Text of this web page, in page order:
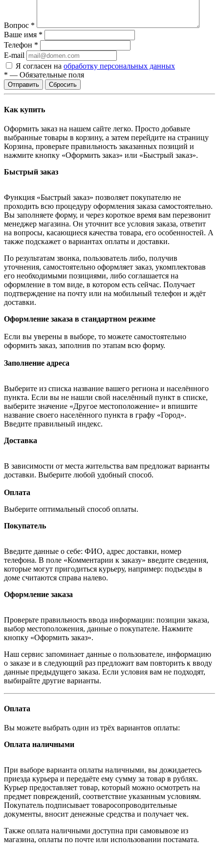
Вопрос *
Ваше имя *
Телефон *
E-mail
Я согласен на обработку персональных данных
* — Обязательные поля
Сбросить
Как купить
Оформить заказ на нашем сайте легко. Просто добавьте
выбранные товары в корзину, а затем перейдите на страницу
Корзина, проверьте правильность заказанных позиций и
нажмите кнопку «Оформить заказ» или «Быстрый заказ».
Быстрый заказ
Функция «Быстрый заказ» позволяет покупателю не
проходить всю процедуру оформления заказа самостоятельно.
Вы заполняете форму, и через короткое время вам перезвонит
менеджер магазина. Он уточнит все условия заказа, ответит
на вопросы, касающиеся качества товара, его особенностей. А
также подскажет о вариантах оплаты и доставки.
По результатам звонка, пользователь либо, получив
уточнения, самостоятельно оформляет заказ, укомплектовав
его необходимыми позициями, либо соглашается на
оформление в том виде, в котором есть сейчас. Получает
подтверждение на почту или на мобильный телефон и ждёт
доставки.
Оформление заказа в стандартном режиме
Если вы уверены в выборе, то можете самостоятельно
оформить заказ, заполнив по этапам всю форму.
Заполнение адреса
Выберите из списка название вашего региона и населённого
пункта. Если вы не нашли свой населённый пункт в списке,
выберите значение «Другое местоположение» и впишите
название своего населённого пункта в графу «Город».
Введите правильный индекс.
Доставка
В зависимости от места жительства вам предложат варианты
доставки. Выберите любой удобный способ.
Оплата
Выберите оптимальный способ оплаты.
Покупатель
Введите данные о себе: ФИО, адрес доставки, номер
телефона. В поле «Комментарии к заказу» введите сведения,
которые могут пригодиться курьеру, например: подъезды в
доме считаются справа налево.
Оформление заказа
Проверьте правильность ввода информации: позиции заказа,
выбор местоположения, данные о покупателе. Нажмите
кнопку «Оформить заказ».
Наш сервис запоминает данные о пользователе, информацию
о заказе и в следующий раз предложит вам повторить к вводу
данные предыдущего заказа. Если условия вам не подходят,
выбирайте другие варианты.
Оплата
Вы можете выбрать один из трёх вариантов оплаты:
Оплата наличными
При выборе варианта оплаты наличными, вы дожидаетесь
приезда курьера и передаёте ему сумму за товар в рублях.
Курьер предоставляет товар, который можно осмотреть на
предмет повреждений, соответствие указанным условиям.
Покупатель подписывает товаросопроводительные
документы, вносит денежные средства и получает чек.
Также оплата наличными доступна при самовывозе из
магазина, оплаты по почте или использовании постамата.